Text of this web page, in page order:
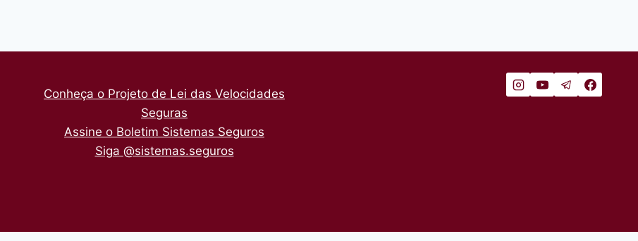
Conheça o Projeto de Lei das Velocidades
Seguras
Assine o Boletim Sistemas Seguros
Siga @sistemas.seguros